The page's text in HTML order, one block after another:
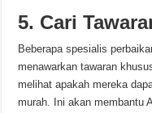
5. Cari
Beberapa spesialis
menawarkan tawaran
melihat apakah mereka
murah. Ini akan membantu